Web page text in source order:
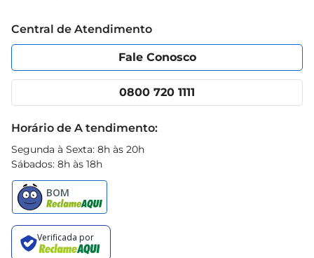
Política de Privacidade
Portal do fornecedor
Cencosud Media
Código de Ética
App Prezunic
Central de Atendimento
Fale Conosco
0800 720 1111
Horário de A tendimento:
Segunda à Sexta: 8h às 20h
Sábados: 8h às 18h